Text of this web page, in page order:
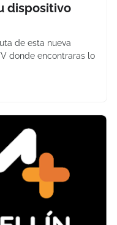
dispositivo
de esta nueva
donde encontraras lo